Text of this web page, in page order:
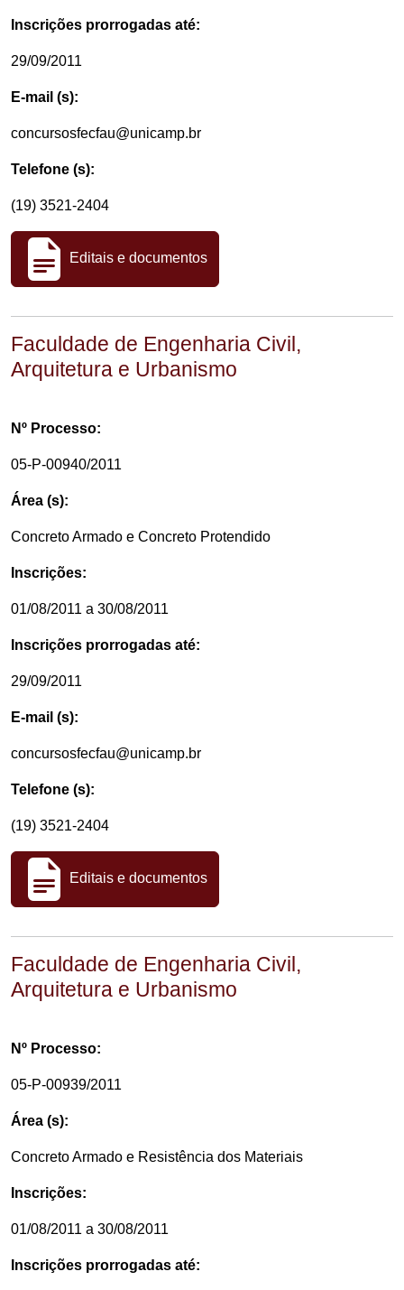
Inscrições prorrogadas até:
29/09/2011
E-mail (s):
concursosfecfau@unicamp.br
Telefone (s):
(19) 3521-2404
Editais e documentos
Faculdade de Engenharia Civil,
Arquitetura e Urbanismo
Nº Processo:
05-P-00940/2011
Área (s):
Concreto Armado e Concreto Protendido
Inscrições:
01/08/2011 a 30/08/2011
Inscrições prorrogadas até:
29/09/2011
E-mail (s):
concursosfecfau@unicamp.br
Telefone (s):
(19) 3521-2404
Editais e documentos
Faculdade de Engenharia Civil,
Arquitetura e Urbanismo
Nº Processo:
05-P-00939/2011
Área (s):
Concreto Armado e Resistência dos Materiais
Inscrições:
01/08/2011 a 30/08/2011
Inscrições prorrogadas até: